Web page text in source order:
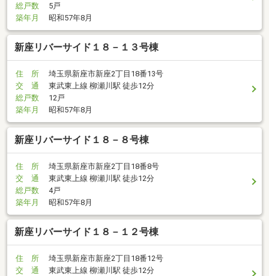
総戸数
5戸
築年月
昭和57年8月
新座リバーサイド１８－１３号棟
住 所
埼玉県新座市新座2丁目18番13号
交 通
東武東上線 柳瀬川駅 徒歩12分
総戸数
12戸
築年月
昭和57年8月
新座リバーサイド１８－８号棟
住 所
埼玉県新座市新座2丁目18番8号
交 通
東武東上線 柳瀬川駅 徒歩12分
総戸数
4戸
築年月
昭和57年8月
新座リバーサイド１８－１２号棟
住 所
埼玉県新座市新座2丁目18番12号
交 通
東武東上線 柳瀬川駅 徒歩12分